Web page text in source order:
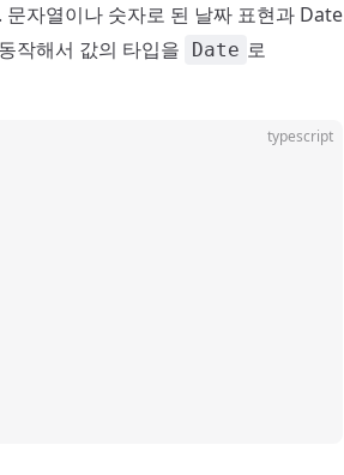
문자열이나 숫자로 된 날짜 표현과 Date
작해서 값의 타입을
Date 로
typescript